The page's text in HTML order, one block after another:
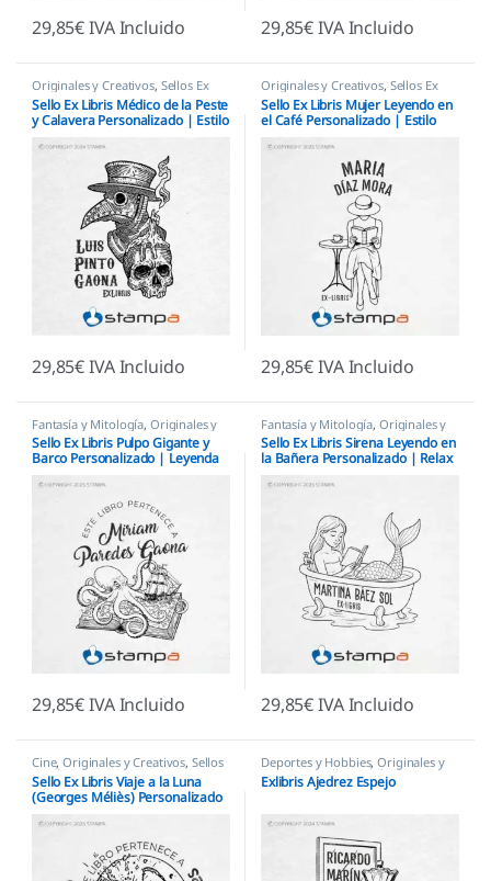
29,85€IVA Incluido 29,85€IVA Incluido
Originales y Creativos, Sellos Ex
Libris
Sello Ex Libris Médico de la Peste
y Calavera Personalizado | Estilo
29,85€IVA Incluido
Originales y Creativos, Sellos Ex
Libris
Sello Ex Libris Mujer Leyendo en
el Café Personalizado | Estilo
29,85€IVA Incluido
Fantasía y Mitología, Originales y
Creativos,Sellos Ex Libris
Sello Ex Libris Pulpo Gigante y
Barco Personalizado | Leyenda
del Mar
29,85€IVA Incluido
Fantasía y Mitología, Originales y
Creativos,Sellos Ex Libris
Sello Ex Libris Sirena Leyendo en
la Bañera Personalizado | Relax
29,85€IVA Incluido
Cine,Originales y Creativos, Sellos
Ex Libris
Sello Ex Libris Viaje a la Luna
(Georges Méliès) Personalizado
Deportes y Hobbies,Originales y
Creativos, Sellos Ex Libris
Exlibris Ajedrez Espejo